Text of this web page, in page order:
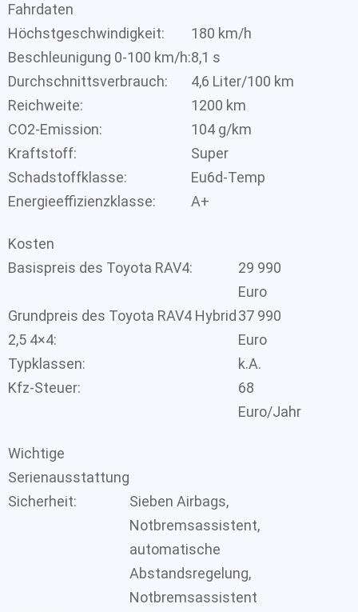
Fahrdaten
Höchstgeschwindigkeit:
180 km/h
Beschleunigung 0-100 km/h:8,1 s
Durchschnittsverbrauch:
4,6 Liter/100 km
Reichweite:
1200 km
CO2-Emission:
104 g/km
Kraftstoff:
Super
Schadstoffklasse:
Eu6d-Temp
Energieeffizienzklasse:
A+
Kosten
Basispreis des Toyota RAV4:
29 990
Euro
Grundpreis des Toyota RAV4 Hybrid
2,5 4×4:
37 990
Euro
Typklassen:
k.A.
Kfz-Steuer:
68
Euro/Jahr
Wichtige
Serienausstattung
Sicherheit:
Sieben Airbags,
Notbremsassistent,
automatische
Abstandsregelung,
Notbremsassistent